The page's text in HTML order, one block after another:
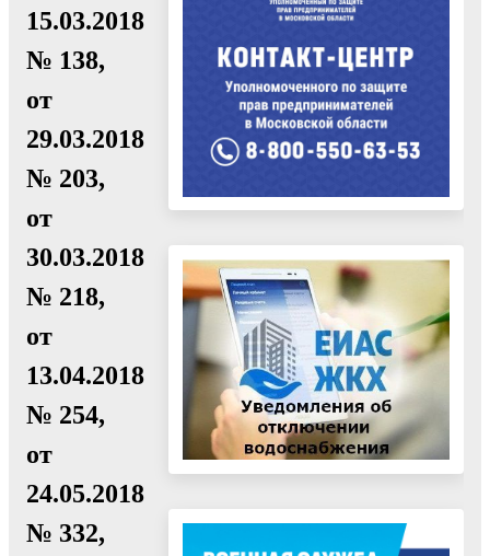
15.03.2018
№ 138,
от
29.03.2018
№ 203,
от
30.03.2018
№ 218,
от
13.04.2018
№ 254,
от
24.05.2018
№ 332,